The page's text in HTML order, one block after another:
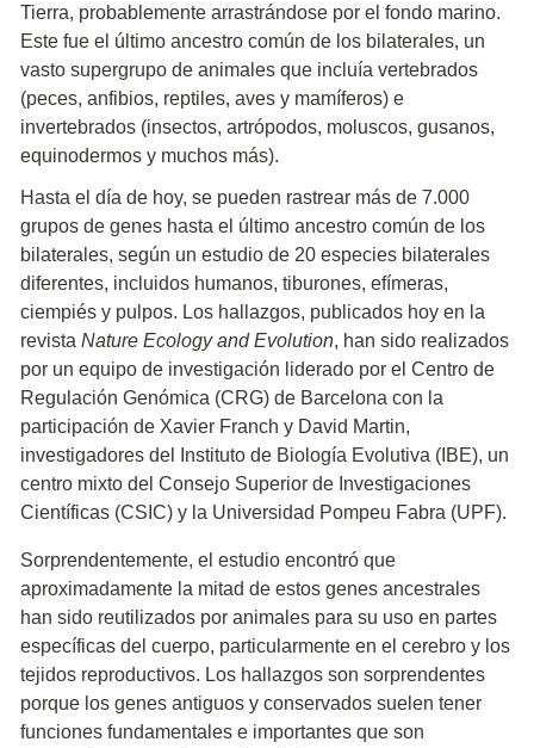
Tierra, probablemente arrastrándose por el fondo marino.
Este fue el último ancestro común de los bilaterales, un
vasto supergrupo de animales que incluía vertebrados
(peces, anfibios, reptiles, aves y mamíferos) e
invertebrados (insectos, artrópodos, moluscos, gusanos,
equinodermos y muchos más).
Hasta el día de hoy, se pueden rastrear más de 7.000
grupos de genes hasta el último ancestro común de los
bilaterales, según un estudio de 20 especies bilaterales
diferentes, incluidos humanos, tiburones, efímeras,
ciempiés y pulpos. Los hallazgos, publicados hoy en la
revista Nature Ecology and Evolution, han sido realizados
por un equipo de investigación liderado por el Centro de
Regulación Genómica (CRG) de Barcelona con la
participación de Xavier Franch y David Martin,
investigadores del Instituto de Biología Evolutiva (IBE), un
centro mixto del Consejo Superior de Investigaciones
Científicas (CSIC) y la Universidad Pompeu Fabra (UPF).
Sorprendentemente, el estudio encontró que
aproximadamente la mitad de estos genes ancestrales
han sido reutilizados por animales para su uso en partes
específicas del cuerpo, particularmente en el cerebro y los
tejidos reproductivos. Los hallazgos son sorprendentes
porque los genes antiguos y conservados suelen tener
funciones fundamentales e importantes que son